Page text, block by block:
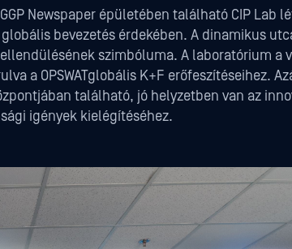
Newspaper épületében található CIP Lab
bevezetés érdekében. A dinamikus
szimbóluma. A laboratórium a
a OPSWATglobális K+F erőfeszítéseihez.
található, jó helyzetben van az
igények kielégítéséhez.